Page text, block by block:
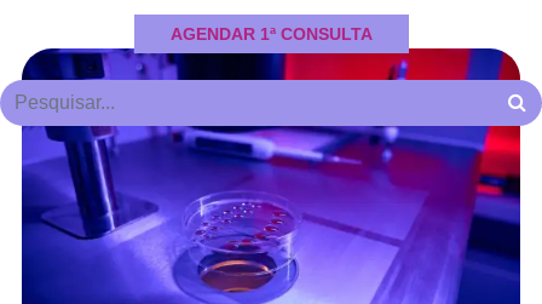
AGENDAR 1ª CONSULTA